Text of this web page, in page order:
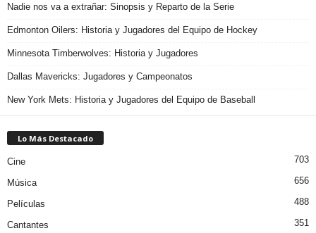
Nadie nos va a extrañar: Sinopsis y Reparto de la Serie
Edmonton Oilers: Historia y Jugadores del Equipo de Hockey
Minnesota Timberwolves: Historia y Jugadores
Dallas Mavericks: Jugadores y Campeonatos
New York Mets: Historia y Jugadores del Equipo de Baseball
Lo Más Destacado
Cine 703
Música 656
Películas 488
Cantantes 351